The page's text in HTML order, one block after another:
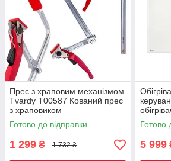
Прес з храповим механізмом
Tvardy T00587 Кований прес
з храповиком
Готово до відправки
1 299 ₴ 1 732 ₴
Готово
5 999